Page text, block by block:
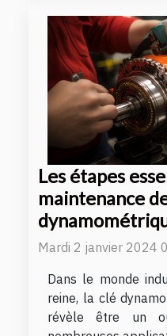
Les étapes
maintenance
Mardi 2 janvier 2024
Dans le monde
reine, la clé
révèle être un